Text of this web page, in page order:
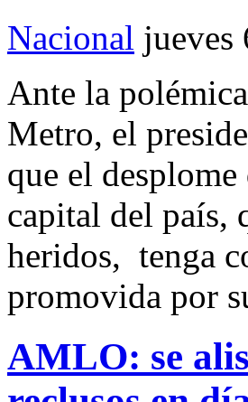
Nacional jueves
Ante la
Metro, el
que el
capital del país,
heridos, tenga
promovida por
AMLO: se